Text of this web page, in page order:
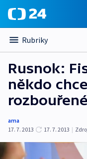
Rubriky
Rusnok:
někdo
ama
17. 7. 2013
17. 7. 2013 |